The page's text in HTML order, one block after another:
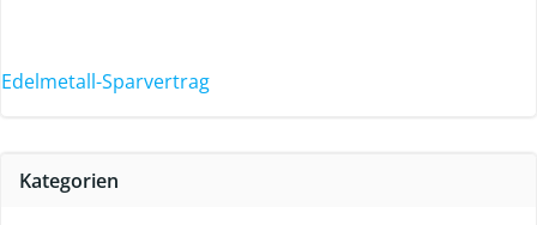
Edelmetall-Sparvertrag
Kategorien